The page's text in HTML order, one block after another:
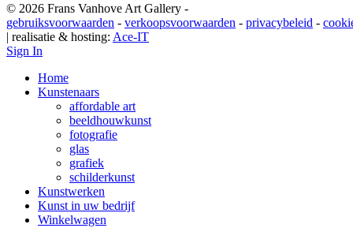
© 2026 Frans Vanhove Art Gallery -
gebruiksvoorwaarden - verkoopsvoorwaarden - privacybeleid -
| realisatie & hosting: Ace-IT
Sign In
Home
Kunstenaars
affordable art
beeldhouwkunst
fotografie
glas
grafiek
schilderkunst
Kunstwerken
Kunst in uw bedrijf
Winkelwagen